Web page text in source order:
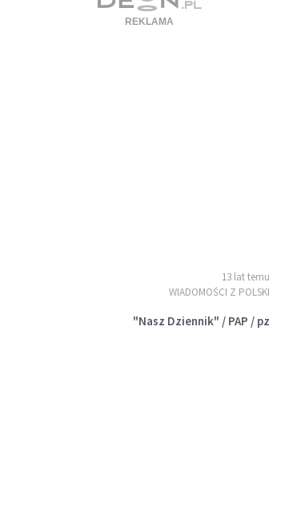
13 lat temu
WIADOMOŚCI Z POLSKI
"Nasz Dziennik" / PAP / pz